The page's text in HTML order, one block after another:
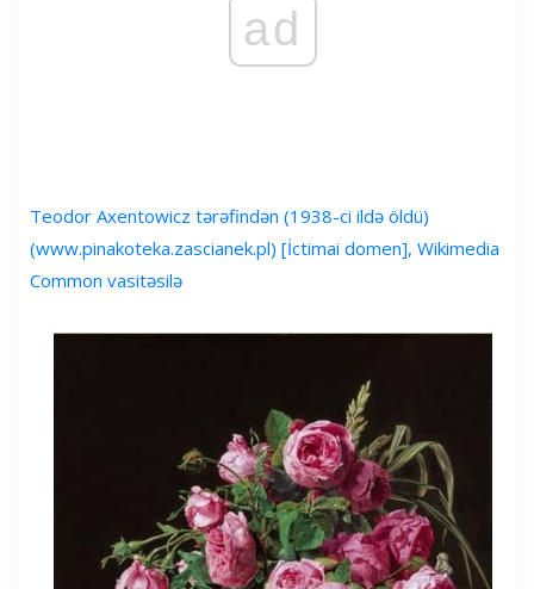
ad
Teodor Axentowicz tərəfindən (1938-ci ildə öldü)
(www.pinakoteka.zascianek.pl) [İctimai domen], Wikimedia
Common vasitəsilə